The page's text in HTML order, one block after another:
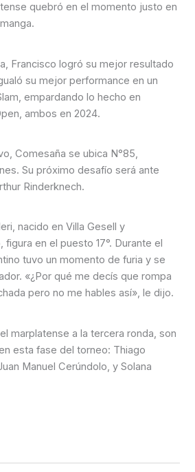
quebró en el momento justo en
Francisco logró su mejor resultado
su mejor performance en un
empardando lo hecho en
ambos en 2024.
Comesaña se ubica N°85,
Su próximo desafío será ante
Rinderknech.
nacido en Villa Gesell y
figura en el puesto 17°. Durante el
tuvo un momento de furia y se
«¿Por qué me decís que rompa
pero no me hables así», le dijo.
marplatense a la tercera ronda, son
esta fase del torneo: Thiago
Manuel Cerúndolo, y Solana